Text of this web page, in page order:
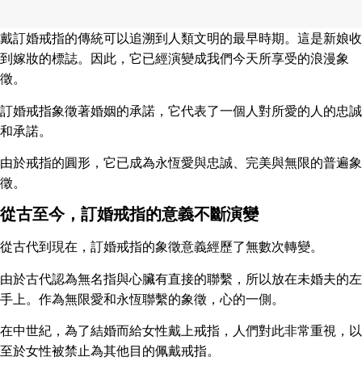
戴訂婚戒指的傳統可以追溯到人類文明的最早時期。這是新娘收
到嫁妝的標誌。因此，它已經演變成我們今天所享受的浪漫象
徵。
訂婚戒指象徵著婚姻的承諾，它代表了一個人對所愛的人的忠誠
和承諾。
由於戒指的圓形，它已成為永恆愛與忠誠、完美與無限的普遍象
徵。
從古至今，訂婚戒指的意義不斷演變
從古代到現在，訂婚戒指的象徵意義經歷了無數次轉變。
由於古代認為無名指與心臟有直接的聯繫，所以放在未婚夫的左
手上。作為無限愛和永恆聯繫的象徵，心的一側。
在中世紀，為了結婚而給女性戴上戒指，人們對此非常重視，以
至於女性被禁止為其他目的佩戴戒指。